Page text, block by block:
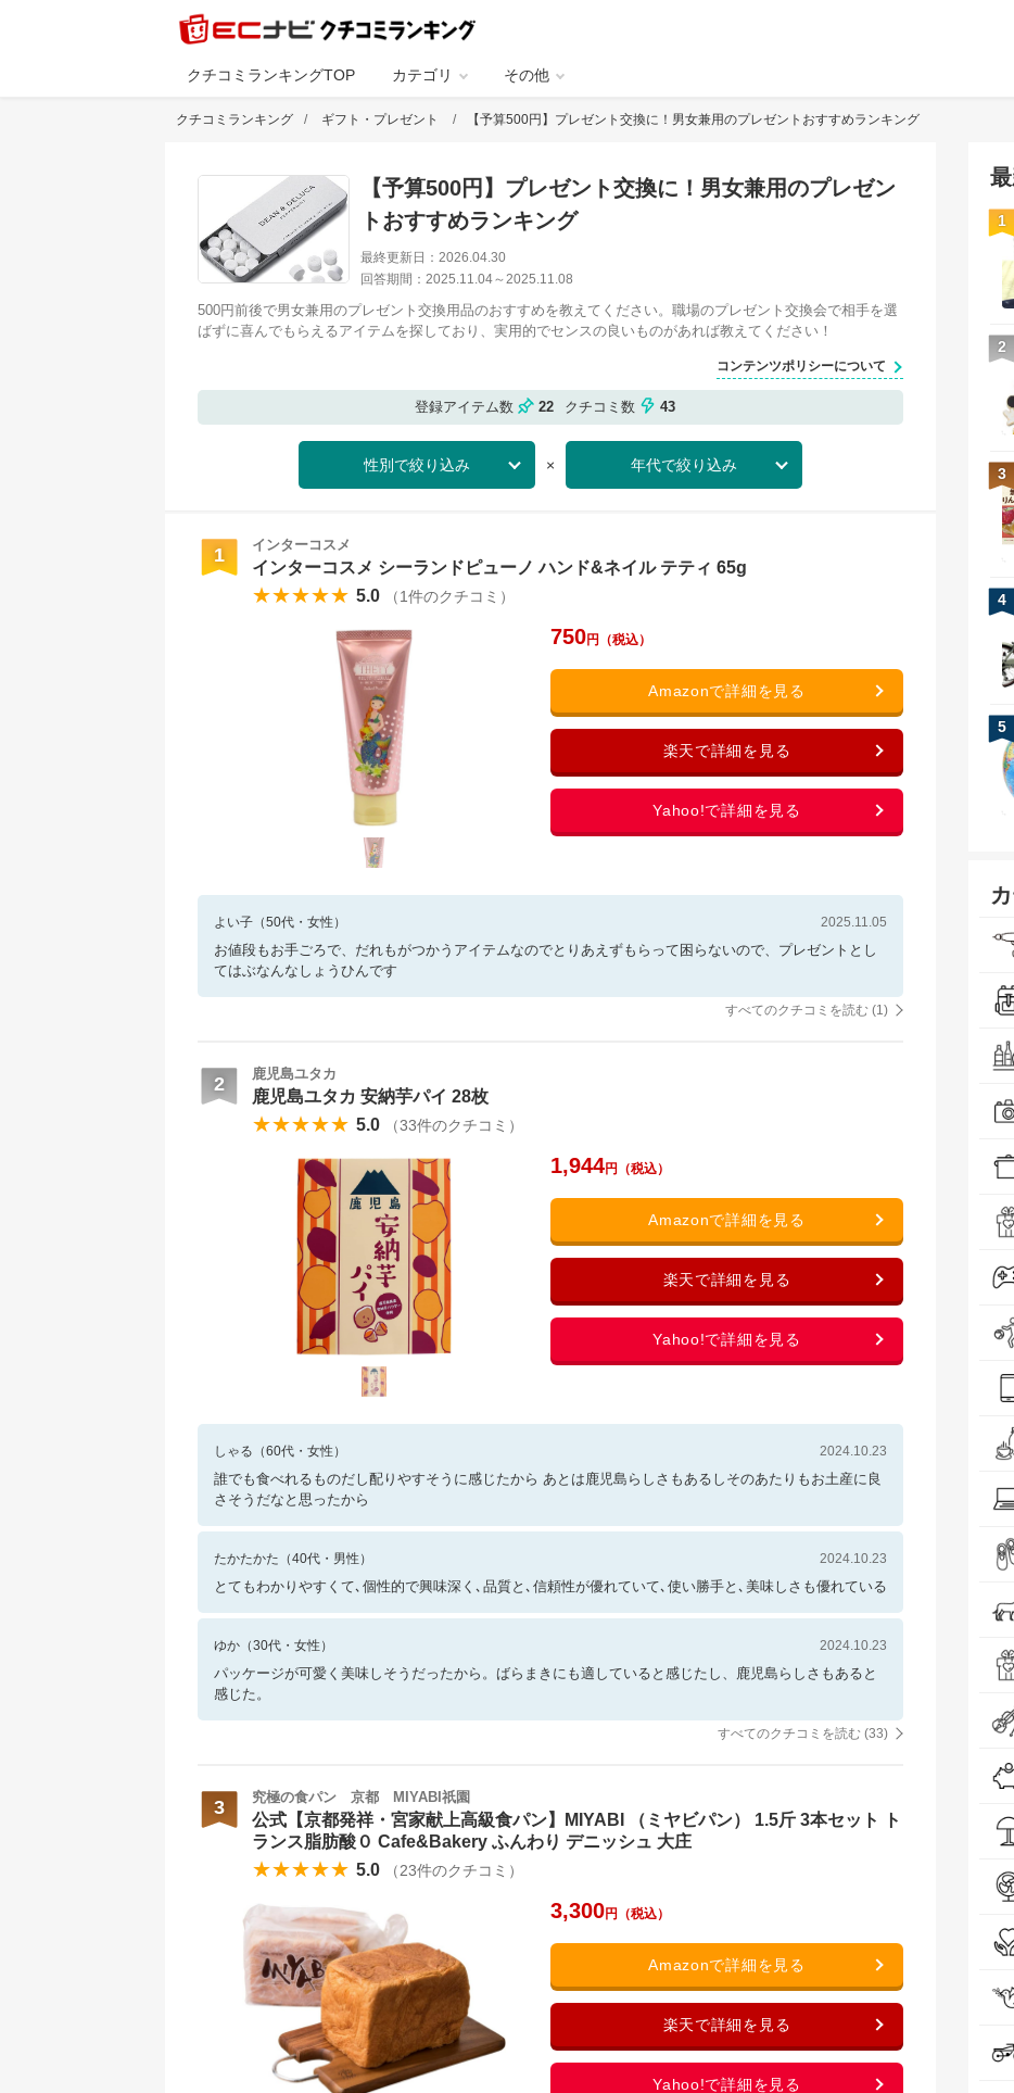
クチコミランキングTOP カテゴリ その他
クチコミランキング ギフト・プレゼント 【予算500円】プレゼント交換に！男女兼用のプレゼントおすすめランキング
【予算500円】プレゼント交換に！男女兼用のプレゼン
トおすすめランキング
最終更新日： 2026.04.30
回答期間： 2025.11.04～2025.11.08
500円前後で男女兼用のプレゼント交換用品のおすすめを教えてください。職場のプレゼント交換会で相手を選
ばずに喜んでもらえるアイテムを探しており、実用的でセンスの良いものがあれば教えてください！
コンテンツポリシーについて
登録アイテム数 22 クチコミ数 43
×
1 インターコスメ
インターコスメ シーランドピューノ ハンド&ネイル テティ 65g
★★★★★ 5.0 （1件のクチコミ）
750
よい子 （50代・ 女性 ） 2025.11.05
お値段もお手ごろで、だれもがつかうアイテムなのでとりあえずもらって困らないので、プレゼントとし
てはぶなんなしょうひんです
すべてのクチコミを読む (1)
2 鹿児島ユタカ
鹿児島ユタカ 安納芋パイ 28枚
★★★★★ 5.0 （33件のクチコミ）
1,944
しゃる （60代・ 女性 ） 2024.10.23
誰でも食べれるものだし配りやすそうに感じたから あとは鹿児島らしさもあるしそのあたりもお土産に良
さそうだなと思ったから
たかたかた （40代・ 男性 ） 2024.10.23
とてもわかりやすくて､個性的で興味深く､品質と､信頼性が優れていて､使い勝手と､美味しさも優れている
ゆか （30代・ 女性 ） 2024.10.23
パッケージが可愛く美味しそうだったから。ばらまきにも適していると感じたし、鹿児島らしさもあると
感じた。
すべてのクチコミを読む (33)
3 究極の食パン 京都 MIYABI祇園
公式【京都発祥・宮家献上高級食パン】MIYABI （ミヤビパン） 1.5斤 3本セット ト
ランス脂肪酸０ Cafe&Bakery ふんわり デニッシュ 大庄
★★★★★ 5.0 （23件のクチコミ）
3,300
1
2
3
4
5